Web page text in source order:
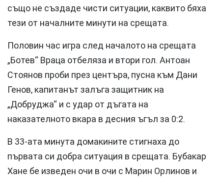
също не създаде чисти ситуации, каквито бяха
тези от началните минути на срещата.
Половин час игра след началото на срещата
„Ботев“ Враца отбеляза и втори гол. Антоан
Стоянов проби през центъра, пусна към Дани
Генов, капитанът залъга защитник на
„Добруджа“ и с удар от дъгата на
наказателното вкара в десния ъгъл за 0:2.
В 33-ата минута домакините стигнаха до
първата си добра ситуация в срещата. Бубакар
Хане бе изведен очи в очи с Марин Орлинов и